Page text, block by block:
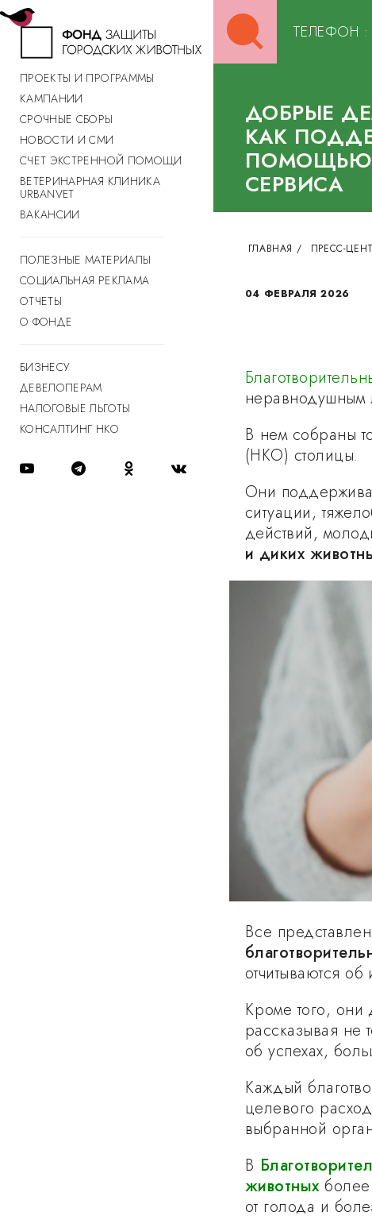
ПРОЕКТЫ И ПРОГРАММЫ
КАМПАНИИ
СРОЧНЫЕ СБОРЫ
НОВОСТИ И СМИ
СЧЕТ ЭКСТРЕННОЙ ПОМОЩИ
ВЕТЕРИНАРНАЯ КЛИНИКА
URBANVET
ВАКАНСИИ
ПОЛЕЗНЫЕ МАТЕРИАЛЫ
СОЦИАЛЬНАЯ РЕКЛАМА
ОТЧЕТЫ
О ФОНДЕ
БИЗНЕСУ
ДЕВЕЛОПЕРАМ
НАЛОГОВЫЕ ЛЬГОТЫ
КОНСАЛТИНГ НКО
for:
ТЕЛЕФОН :
ДОБРЫЕ
КАК
ПОМОЩЬЮ
СЕРВИСА
ГЛАВНАЯ / ПРЕСС-
04 ФЕВРАЛЯ 2026
неравнодушным
В нем собраны
(НКО) столицы.
Они
ситуации,
действий,
и диких
Все
отчитываются
Кроме того, они
рассказывая не
об успехах,
Каждый
целевого
выбранной
В
животных
от голода и